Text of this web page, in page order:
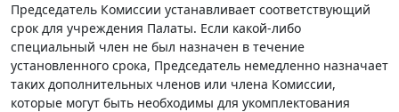
Председатель Комиссии устанавливает соответствующий
срок для учреждения Палаты. Если какой-либо
специальный член не был назначен в течение
установленного срока, Председатель немедленно назначает
таких дополнительных членов или члена Комиссии,
которые могут быть необходимы для укомплектования